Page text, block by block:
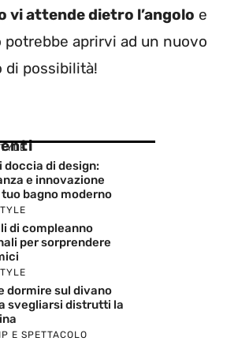
vi attende dietro l’angolo e
potrebbe aprirvi ad un nuovo
di possibilità!
doccia di design:
e innovazione
tuo bagno moderno
di compleanno
per sorprendere
dormire sul divano
svegliarsi distrutti la
E SPETTACOLO